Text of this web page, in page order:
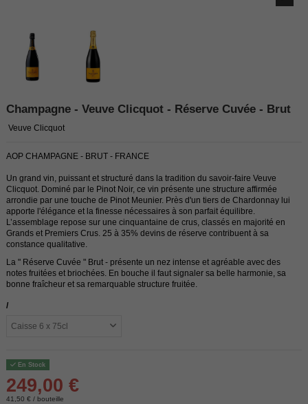
Champagne - Veuve Clicquot - Réserve Cuvée - Brut
Veuve Clicquot
AOP CHAMPAGNE - BRUT - FRANCE
Un grand vin, puissant et structuré dans la tradition du savoir-faire Veuve
Clicquot. Dominé par le Pinot Noir, ce vin présente une structure affirmée
arrondie par une touche de Pinot Meunier. Près d'un tiers de Chardonnay lui
apporte l'élégance et la finesse nécessaires à son parfait équilibre.
L’assemblage repose sur une cinquantaine de crus, classés en majorité en
Grands et Premiers Crus. 25 à 35% devins de réserve contribuent à sa
constance qualitative.
La " Réserve Cuvée " Brut - présente un nez intense et agréable avec des
notes fruitées et briochées. En bouche il faut signaler sa belle harmonie, sa
bonne fraîcheur et sa remarquable structure fruitée.
/
En Stock
249,00 €
41,50 € / bouteille